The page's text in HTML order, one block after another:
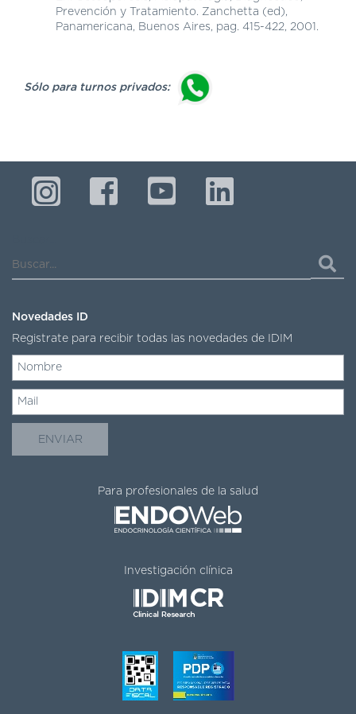
Prevención y Tratamiento. Zanchetta (ed),
Panamericana, Buenos Aires, pag. 415-422, 2001.
Sólo para turnos privados:
Para profesionales de la salud
Investigación clínica
Novedades ID
Registrate para recibir todas las novedades de IDIM